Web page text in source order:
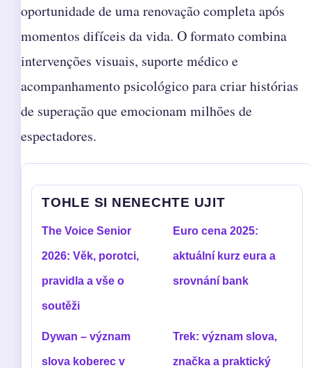
oportunidade de uma renovação completa após
momentos difíceis da vida. O formato combina
intervenções visuais, suporte médico e
acompanhamento psicológico para criar histórias
de superação que emocionam milhões de
espectadores.
TOHLE SI NENECHTE UJIT
The Voice Senior
2026: Věk, porotci,
pravidla a vše o
soutěži
Euro cena 2025:
aktuální kurz eura a
srovnání bank
Dywan – význam
slova koberec v
Trek: význam slova,
značka a praktický